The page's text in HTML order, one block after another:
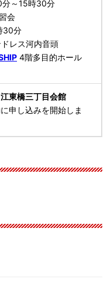
～15時30分
会
30分
レス河内音頭
4階多目的ホール
江東橋三丁目会館
申し込みを開始しま